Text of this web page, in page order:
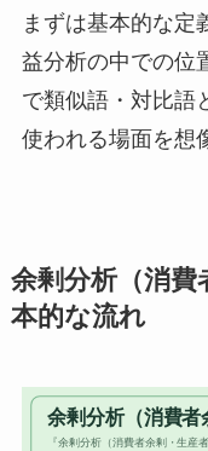
まずは基本的な定
益分析の中での位
で類似語・対比語
使われる場面を想
余剰分析（消費
本的な流れ